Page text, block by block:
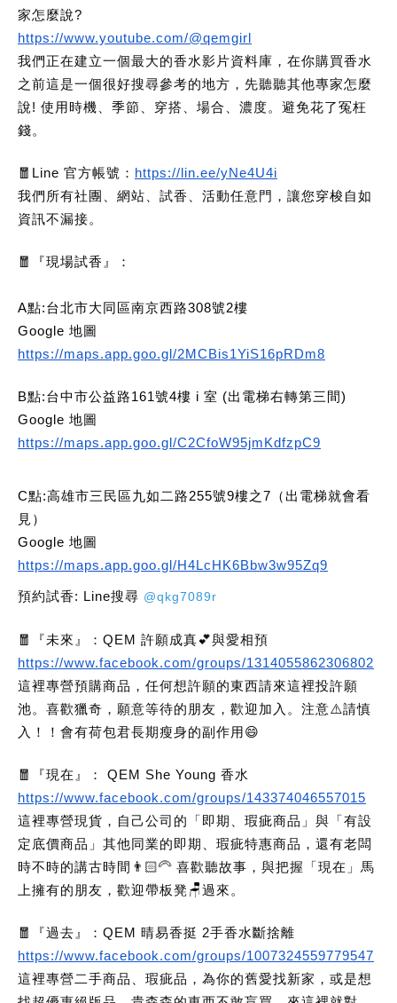
家怎麼說?
https://www.youtube.com/@qemgirl
我們正在建立一個最大的香水影片資料庫，在你購買香水
之前這是一個很好搜尋參考的地方，先聽聽其他專家怎麼
說! 使用時機、季節、穿搭、場合、濃度。避免花了冤枉
錢。
🧧Line 官方帳號： https://lin.ee/yNe4U4i
我們所有社團、網站、試香、活動任意門，讓您穿梭自如
資訊不漏接。
🧧 『現場試香』：
A點:台北市大同區南京西路308號2樓
Google 地圖
https://maps.app.goo.gl/2MCBis1YiS16pRDm8
B點:台中市公益路161號4樓 i 室 (出電梯右轉第三間)
Google 地圖
https://maps.app.goo.gl/C2CfoW95jmKdfzpC9
C點:高雄市三民區九如二路255號9樓之7（出電梯就會看
見）
Google 地圖
https://maps.app.goo.gl/H4LcHK6Bbw3w95Zq9
預約試香: Line搜尋 @qkg7089r
🧧『未來』：QEM 許願成真💕與愛相預
https://www.facebook.com/groups/1314055862306802
這裡專營預購商品，任何想許願的東西請來這裡投許願
池。喜歡獵奇，願意等待的朋友，歡迎加入。注意⚠️請慎
入！！會有荷包君長期瘦身的副作用😄
🧧『現在』： QEM She Young 香水
https://www.facebook.com/groups/143374046557015
這裡專營現貨，自己公司的「即期、瑕疵商品」與「有設
定底價商品」其他同業的即期、瑕疵特惠商品，還有老闆
時不時的講古時間👨🏻‍🦳 喜歡聽故事，與把握「現在」馬
上擁有的朋友，歡迎帶板凳🪑過來。
🧧『過去』：QEM 晴易香挺 2手香水斷捨離
https://www.facebook.com/groups/1007324559779547
這裡專營二手商品、瑕疵品，為你的舊愛找新家，或是想